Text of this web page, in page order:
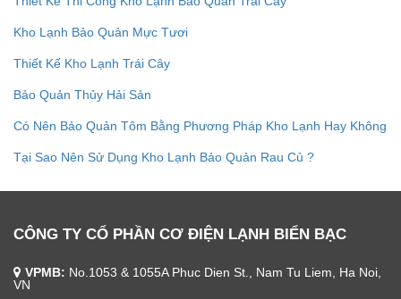
Kho Lạnh Bảo Quản Mực Tươi
Thiết Kế Kho Lạnh Trái Cây
Bảo Quản Thủy Hải Sản
Có Nên Bảo Quản Tôm Bằng Phương Pháp Kho Lạnh Hay Không
Tại Sao Nên Sử Dụng Kho Lạnh Bảo Quản Rau Củ ?
CÔNG TY CỔ PHẦN CƠ ĐIỆN LẠNH BIỂN BẠC
VPMB: No.1053 & 1055A Phuc Dien St., Nam Tu Liem, Ha Noi,
VN